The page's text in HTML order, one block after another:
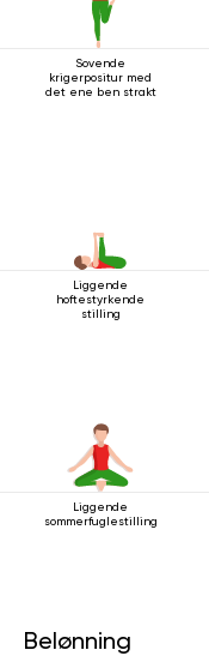
Sovende
krigerpositur med
det ene ben strakt
Liggende
hoftestyrkende
stilling
Liggende
sommerfuglestilling
Belønning